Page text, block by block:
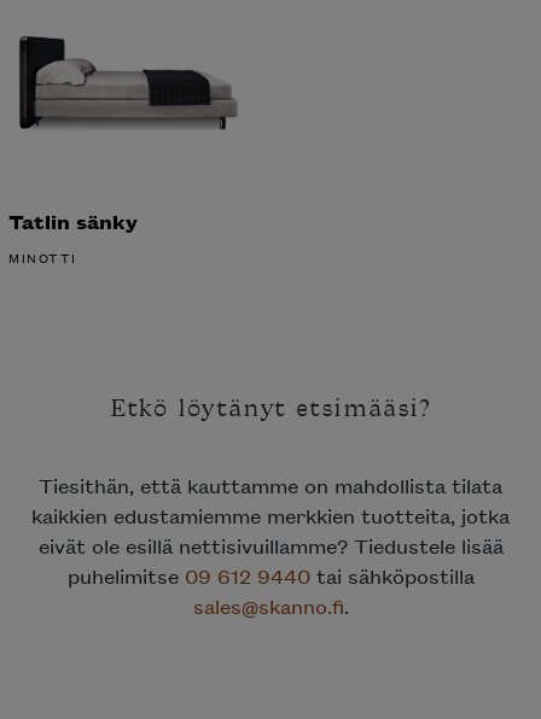
Tatlin sänky
MINOTTI
Etkö löytänyt etsimääsi?
Tiesithän, että kauttamme on mahdollista tilata
kaikkien edustamiemme merkkien tuotteita, jotka
eivät ole esillä nettisivuillamme? Tiedustele lisää
puhelimitse 09 612 9440tai sähköpostilla
sales@skanno.fi.